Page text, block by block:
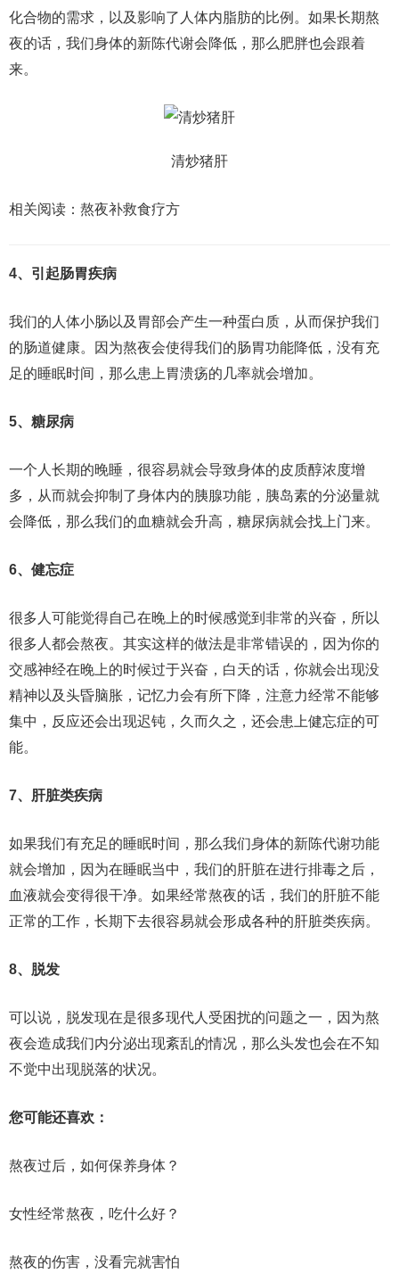
化合物的需求，以及影响了人体内脂肪的比例。如果长期熬
夜的话，我们身体的新陈代谢会降低，那么肥胖也会跟着
来。
清炒猪肝
相关阅读：熬夜补救食疗方
4、引起肠胃疾病
我们的人体小肠以及胃部会产生一种蛋白质，从而保护我们
的肠道健康。因为熬夜会使得我们的肠胃功能降低，没有充
足的睡眠时间，那么患上胃溃疡的几率就会增加。
5、糖尿病
一个人长期的晚睡，很容易就会导致身体的皮质醇浓度增
多，从而就会抑制了身体内的胰腺功能，胰岛素的分泌量就
会降低，那么我们的血糖就会升高，糖尿病就会找上门来。
6、健忘症
很多人可能觉得自己在晚上的时候感觉到非常的兴奋，所以
很多人都会熬夜。其实这样的做法是非常错误的，因为你的
交感神经在晚上的时候过于兴奋，白天的话，你就会出现没
精神以及头昏脑胀，记忆力会有所下降，注意力经常不能够
集中，反应还会出现迟钝，久而久之，还会患上健忘症的可
能。
7、肝脏类疾病
如果我们有充足的睡眠时间，那么我们身体的新陈代谢功能
就会增加，因为在睡眠当中，我们的肝脏在进行排毒之后，
血液就会变得很干净。如果经常熬夜的话，我们的肝脏不能
正常的工作，长期下去很容易就会形成各种的肝脏类疾病。
8、脱发
可以说，脱发现在是很多现代人受困扰的问题之一，因为熬
夜会造成我们内分泌出现紊乱的情况，那么头发也会在不知
不觉中出现脱落的状况。
您可能还喜欢：
熬夜过后，如何保养身体？
女性经常熬夜，吃什么好？
熬夜的伤害，没看完就害怕